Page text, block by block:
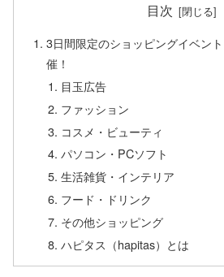
目次
3日間限定のショッピングイベン
催！
目玉広告
ファッション
コスメ・ビューティ
パソコン・PCソフト
生活雑貨・インテリア
フード・ドリンク
その他ショッピング
ハピタス（hapitas）とは